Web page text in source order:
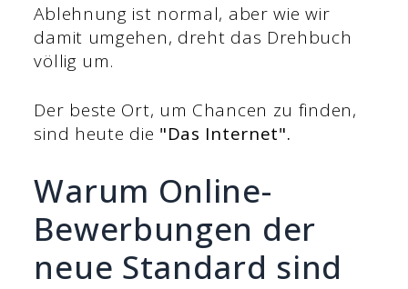
Ablehnung ist normal, aber wie wir
damit umgehen, dreht das Drehbuch
völlig um.
Der beste Ort, um Chancen zu finden,
sind heute die "Das Internet".
Warum Online-
Bewerbungen der
neue Standard sind